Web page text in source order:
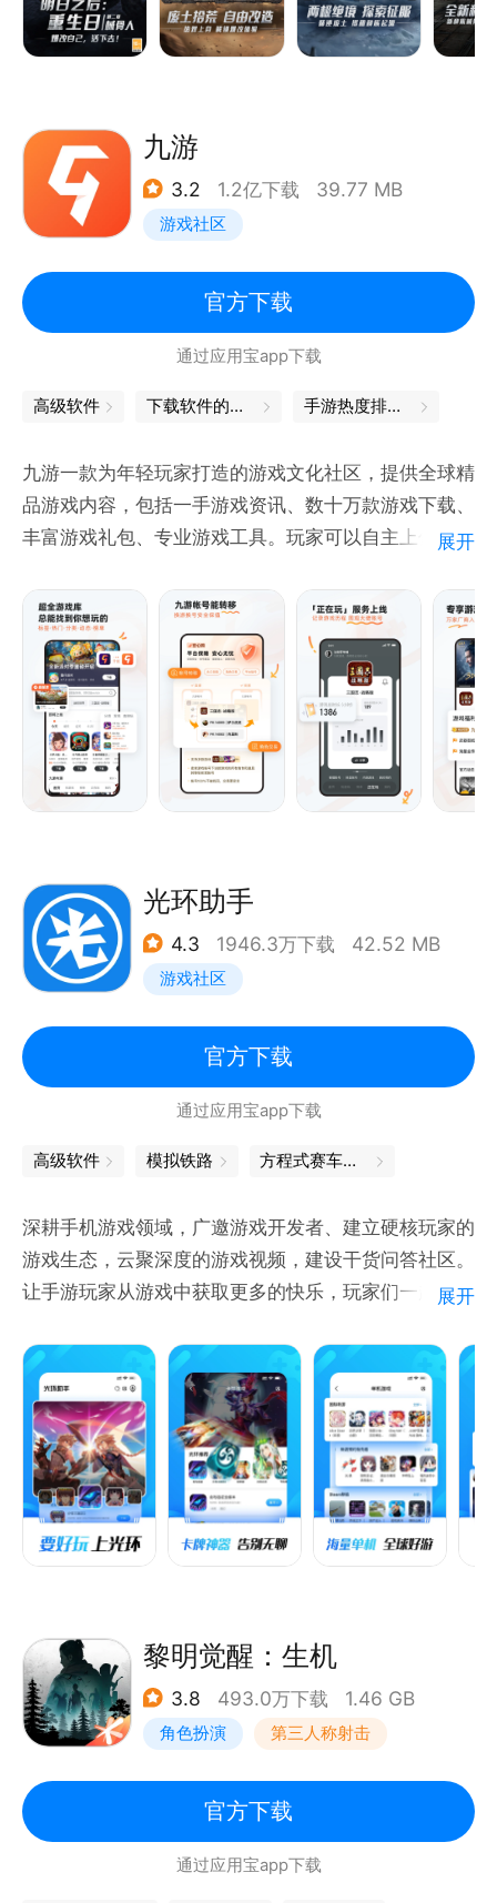
饥寒交迫，感染蔓延，阴谋潜行于暗处——文明崩塌之
后，世界已面目全非。
【一人一狗，利用一切资源活下去】
感染者盘踞的死城、坍塌沉寂的矿脉、瘴雾吞没的沼
泽、风雪肆虐的高地……一人一狗踏入废土大世界，搜
刮一切尚可利用的生存资源。
武器，在极度匮乏中创造可能。幸存者所有的努力都指
向同一个目的，活下去。
【众生百态，与千万幸存者相遇在废土】
废土之上，幸存者各有各的活法——有人愿意用食物换
提防，还是信任？争抢，还是互助？每一次相遇，都是
一道没有正确答案的开放题。
九游
3.2 1.2亿下载 39.77 MB
游戏社区
官方下载
通过应用宝app下载
高级软件 下载软件的软件 手游热度排行榜
九游一款为年轻玩家打造的游戏文化社区，提供全球精
品游戏内容，包括一手游戏资讯、数十万款游戏下载、
丰富游戏礼包、专业游戏工具。玩家可以自主上传分享
到同好，在游戏中畅聊，享受无穷乐趣！
展开
光环助手
4.3 1946.3万下载 42.52 MB
游戏社区
官方下载
通过应用宝app下载
高级软件 模拟铁路 方程式赛车游戏
深耕手机游戏领域，广邀游戏开发者、建立硬核玩家的
游戏生态，云聚深度的游戏视频，建设干货问答社区。
让手游玩家从游戏中获取更多的快乐，玩家们一起分享
要好玩，上光环！
产品特点：
1.手机游戏玩家爱好者们的贴心助手！
2.游戏开发者、玩家分享生态，全球好游一网打尽！
3.深耕游戏问答，海量游戏大V在线答疑，游戏无难
题！
4.游戏视频广场，更高效的游戏资讯获取，好不好玩看
展开
黎明觉醒：生机
3.8 493.0万下载 1.46 GB
角色扮演 第三人称射击
探险 开放世界
官方下载
通过应用宝app下载